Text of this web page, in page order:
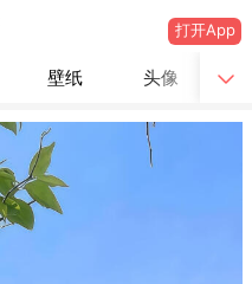
打开App
壁纸 头像